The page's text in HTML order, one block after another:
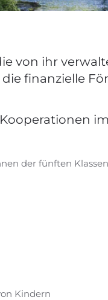
von ihr
finanzielle
der fünften Klassen
Kindern